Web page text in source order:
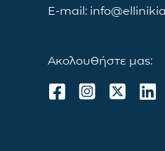
E-mail:
Ακολουθήστε μας: